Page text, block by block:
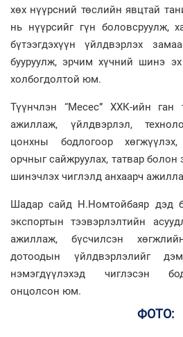
хөх нүүрсний төслийн явцтай
нь нүүрсийг гүн боловсруулж,
бүтээгдэхүүн үйлдвэрлэх
бууруулж, эрчим хүчний шинэ
холбогдолтой юм.
Түүнчлэн “Месес” ХХК-ийн ган
ажиллаж, үйлдвэрлэл,
цонхны бодлогоор
орчныг сайжруулах, татвар болон
шинэчлэх чиглэлд анхаарч
Шадар сайд Н.Номтойбаяр дэд
экспортын тээвэрлэлтийн
ажиллаж, бүсчилсэн
дотоодын үйлдвэрлэлийг
нэмэгдүүлэхэд чиглэсэн
онцолсон юм.
ФОТО: